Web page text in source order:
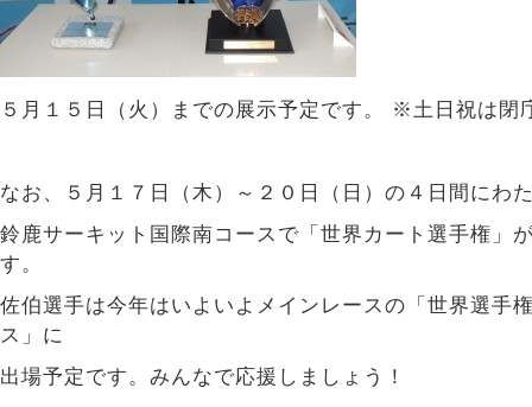
５月１５日（火）までの展示予定です。 ※土日祝は閉
なお、５月１７日（木）～２０日（日）の４日間にわ
鈴鹿サーキット国際南コースで「世界カート選手権」
す。
佐伯選手は今年はいよいよメインレースの「世界選手
ス」に
出場予定です。みんなで応援しましょう！